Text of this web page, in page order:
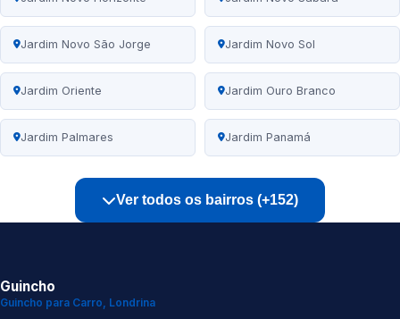
Jardim Novo São Jorge Jardim Novo Sol
Jardim Oriente Jardim Ouro Branco
Jardim Palmares Jardim Panamá
Ver todos os bairros (+152)
Guincho
Guincho para Carro, Londrina